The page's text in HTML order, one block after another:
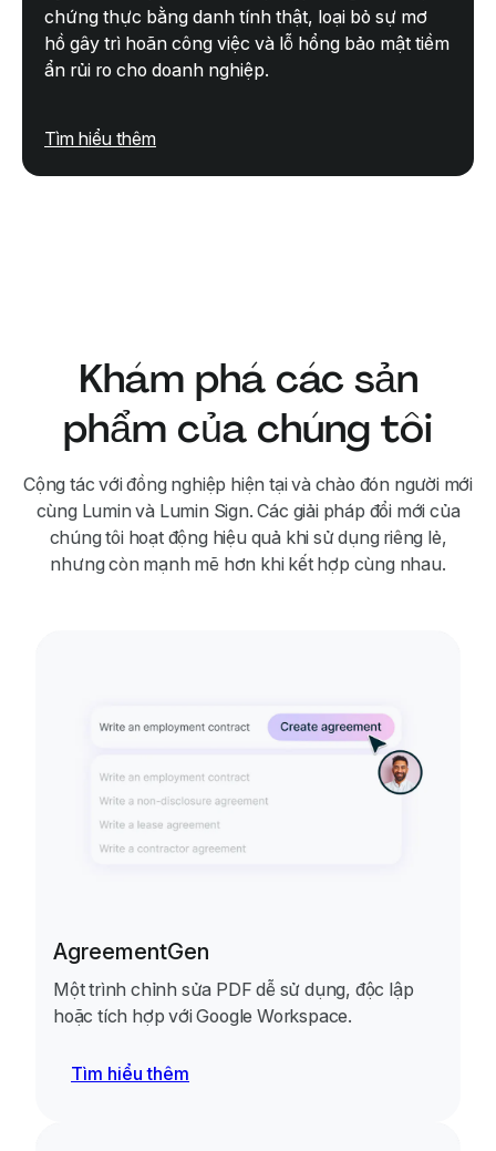
chứng thực bằng danh tính thật, loại bỏ sự mơ
hồ gây trì hoãn công việc và lỗ hổng bảo mật tiềm
ẩn rủi ro cho doanh nghiệp.
Tìm hiểu thêm
Khám phá các sản
phẩm của chúng tôi
Cộng tác với đồng nghiệp hiện tại và chào đón người mới
cùng Lumin và Lumin Sign. Các giải pháp đổi mới của
chúng tôi hoạt động hiệu quả khi sử dụng riêng lẻ,
nhưng còn mạnh mẽ hơn khi kết hợp cùng nhau.
AgreementGen
Một trình chỉnh sửa PDF dễ sử dụng, độc lập
hoặc tích hợp với Google Workspace.
Tìm hiểu thêm